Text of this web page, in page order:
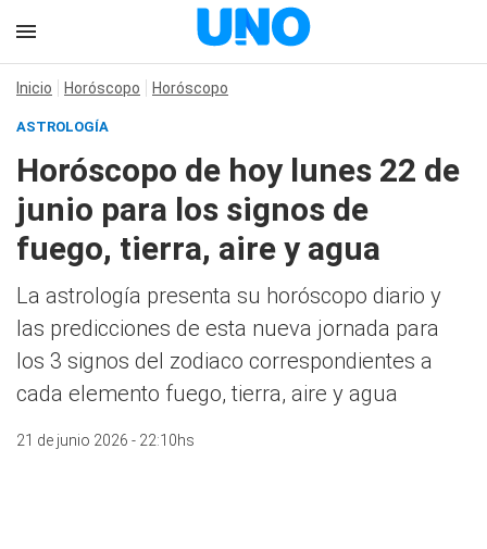
Inicio Horóscopo Horóscopo
ASTROLOGÍA
Horóscopo de hoy lunes 22 de
junio para los signos de
fuego, tierra, aire y agua
La astrología presenta su horóscopo diario y
las predicciones de esta nueva jornada para
los 3 signos del zodiaco correspondientes a
cada elemento fuego, tierra, aire y agua
21 de junio 2026 - 22:10hs